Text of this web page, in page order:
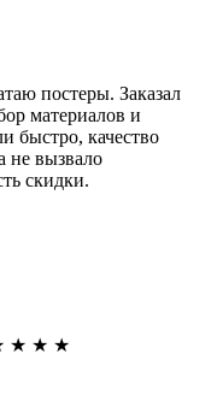
постеры. Заказал
материалов и
быстро, качество
не вызвало
скидки.
★ ★ ★